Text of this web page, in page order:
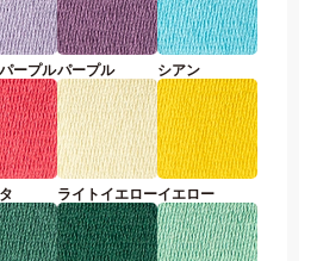
ープルパープル シアン
ライトイエローイエロー